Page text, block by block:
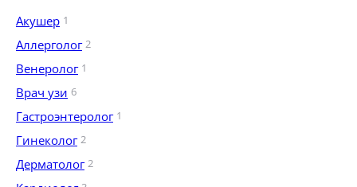
Акушер 1
Аллерголог 2
Венеролог 1
Врач узи 6
Гастроэнтеролог 1
Гинеколог 2
Дерматолог 2